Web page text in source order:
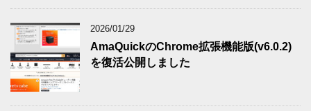
2026/01/29
AmaQuickのChrome拡張機能版(v6.0.2)
を復活公開しました